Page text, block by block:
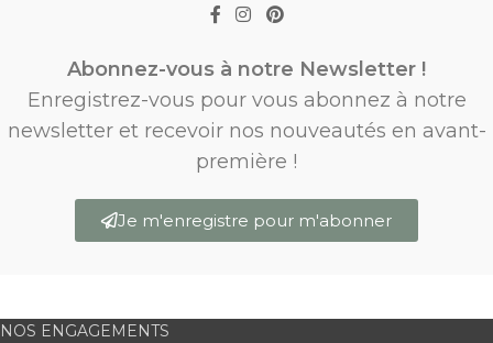
Abonnez-vous à notre Newsletter !
Enregistrez-vous pour vous abonnez à notre
newsletter et recevoir nos nouveautés en avant-
première !
Je m'enregistre pour m'abonner
NOS ENGAGEMENTS